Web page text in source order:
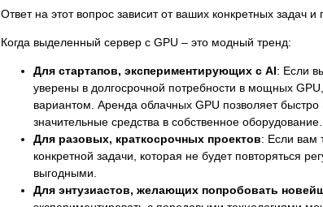
Ответ на этот вопрос зависит от ваших конкретных задач и
Когда выделенный сервер с GPU – это модный тренд:
Для стартапов, экспериментирующих с AI: Если
уверены в долгосрочной потребности в мощных
вариантом. Аренда облачных GPU позволяет
значительные средства в собственное оборудование.
Для разовых, краткосрочных проектов: Если вам
конкретной задачи, которая не будет повторяться
выгодными.
Для энтузиастов, желающих попробовать